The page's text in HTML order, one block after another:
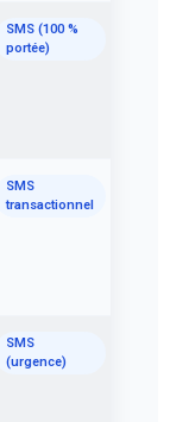
SMS (100 %
portée)
SMS
transactionnel
SMS
(urgence)